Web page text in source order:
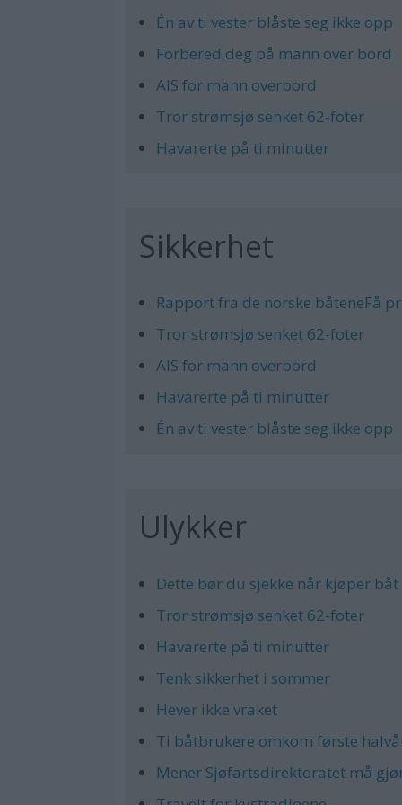
Én av ti vester blåste seg ikke opp
Forbered deg på mann over bord
AIS for mann overbord
Tror strømsjø senket 62-foter
Havarerte på ti minutter
Sikkerhet
Rapport fra de norske båteneFå
Tror strømsjø senket 62-foter
AIS for mann overbord
Havarerte på ti minutter
Én av ti vester blåste seg ikke opp
Ulykker
Dette bør du sjekke når kjøper båt
Tror strømsjø senket 62-foter
Havarerte på ti minutter
Tenk sikkerhet i sommer
Hever ikke vraket
Ti båtbrukere omkom første
Mener Sjøfartsdirektoratet må